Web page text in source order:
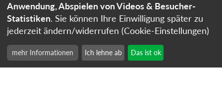
Impressum
Datenschutzerklärung
Cookie-Einstellungen
Anwendung, Abspielen von Videos & Besucher-
Statistiken. Sie können Ihre Einwilligung später zu
jederzeit ändern/widerrufen (Cookie-Einstellungen)
mehr Informationen Ich lehne ab Das ist ok